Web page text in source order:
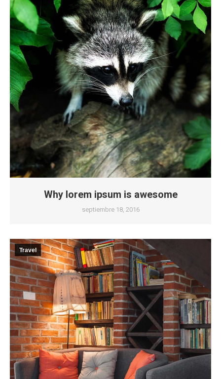
Why lorem ipsum is awesome
septiembre 18, 2016
Travel